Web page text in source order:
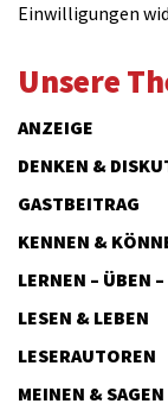
Einwilligungen
Unsere
ANZEIGE
DENKEN &
GASTBEITRAG
KENNEN &
LERNEN – ÜBEN
LESEN & LEBEN
LESERAUTOREN
MEINEN & SAGEN